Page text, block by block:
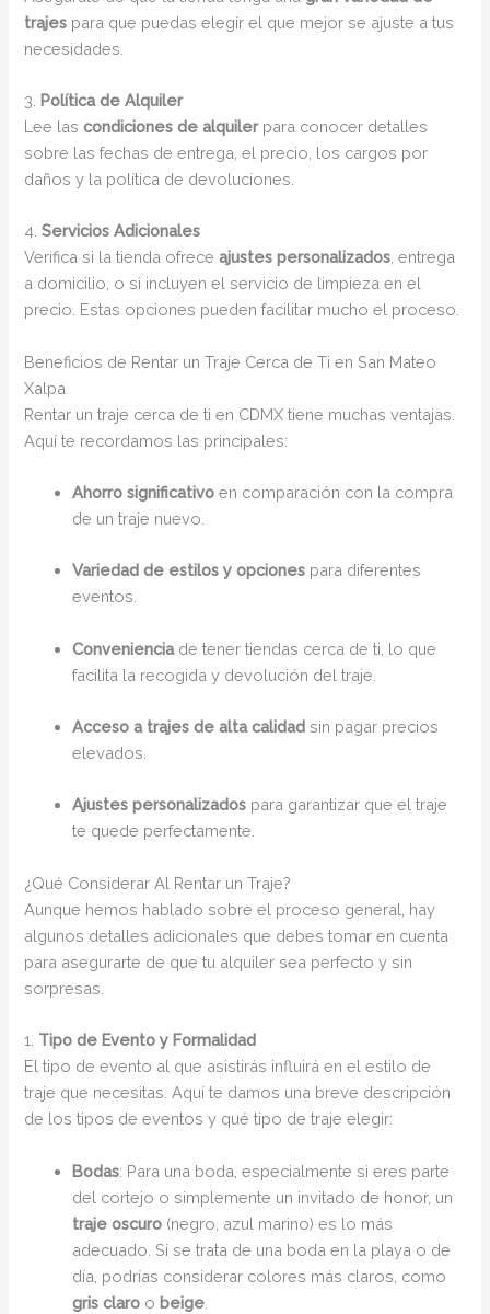
trajes para que puedas elegir el que mejor se ajuste a tus
necesidades.
3. Política de Alquiler
Lee lascondiciones de alquilerpara conocer detalles
sobre las fechas de entrega, el precio, los cargos por
daños y la política de devoluciones.
4.Servicios Adicionales
Verifica si la tienda ofreceajustes personalizados, entrega
a domicilio, o si incluyen el servicio de limpieza en el
precio. Estas opciones pueden facilitar mucho el proceso.
Beneficios de Rentar un Traje Cerca de Ti en San Mateo
Xalpa
Rentar un traje cerca de ti en CDMX tiene muchas ventajas.
Aquí te recordamos las principales:
Ahorro significativo en comparación con la compra
de un traje nuevo.
Variedad de estilos y opciones para diferentes
eventos.
Convenienciade tener tiendas cerca de ti, lo que
facilita la recogida y devolución del traje.
Acceso a trajes de alta calidad sin pagar precios
elevados.
Ajustes personalizados para garantizar que el traje
te quede perfectamente.
¿Qué Considerar Al Rentar un Traje?
Aunque hemos hablado sobre el proceso general, hay
algunos detalles adicionales que debes tomar en cuenta
para asegurarte de que tu alquiler sea perfecto y sin
sorpresas.
1. Tipo de Evento y Formalidad
El tipo de evento al que asistirás influirá en el estilo de
traje que necesitas. Aquí te damos una breve descripción
de los tipos de eventos y qué tipo de traje elegir:
Bodas: Para una boda, especialmente si eres parte
del cortejo o simplemente un invitado de honor, un
traje oscuro (negro, azul marino) es lo más
adecuado. Si se trata de una boda en la playa o de
día, podrías considerar colores más claros, como
gris claro o beige